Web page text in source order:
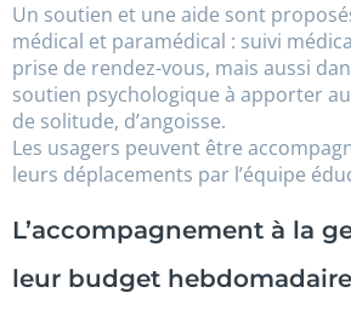
Un soutien et une aide sont
médical et paramédical : suivi
prise de rendez-vous, mais aussi
soutien psychologique à apporter
de solitude, d’angoisse.
Les usagers peuvent être
leurs déplacements par l’équipe
L’accompagnement à la
leur budget